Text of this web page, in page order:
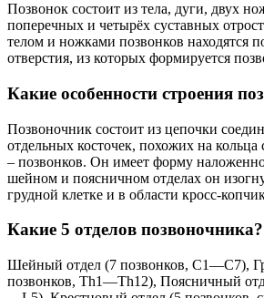
Позвонок состоит из тела, дуги, двух
поперечных и четырёх суставных
телом и ножками позвонков находятся
отверстия, из которых формируется
Какие особенности строения
Позвоночник состоит из цепочки
отдельных косточек, похожих на
– позвонков. Он имеет форму
шейном и поясничном отделах он
грудной клетке и в области кросс-
Какие 5 отделов позвоночника?
Шейный отдел (7 позвонков, C1—C7),
позвонков, Th1—Th12), Поясничный